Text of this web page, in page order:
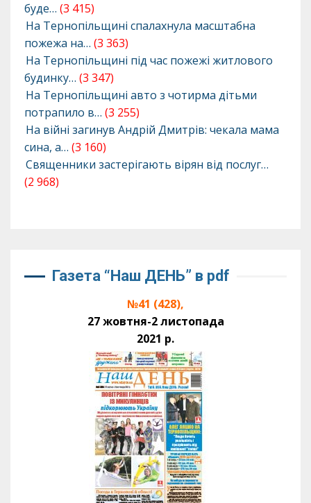
буде… (3 415)
На Тернопільщині спалахнула масштабна
пожежа на… (3 363)
На Тернопільщині під час пожежі житлового
будинку… (3 347)
На Тернопільщині авто з чотирма дітьми
потрапило в… (3 255)
На війні загинув Андрій Дмитрів: чекала мама
сина, а… (3 160)
Священники застерігають вірян від послуг…
(2 968)
Газета “Наш ДЕНЬ” в pdf
№41 (428),
27 жовтня-2 листопада
2021 р.